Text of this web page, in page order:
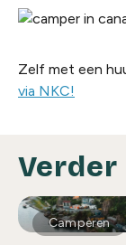
Zelf met een
via NKC!
Verder
Camperen